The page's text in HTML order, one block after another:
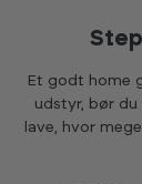
Et godt home
udstyr, bør
lave, hvor